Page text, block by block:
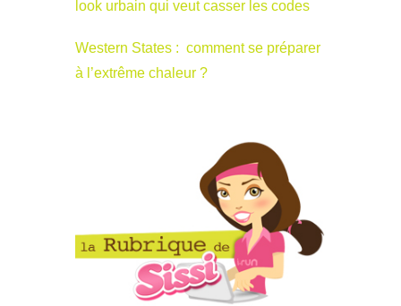
look urbain qui veut casser les codes
Western States : comment se préparer
à l’extrême chaleur ?